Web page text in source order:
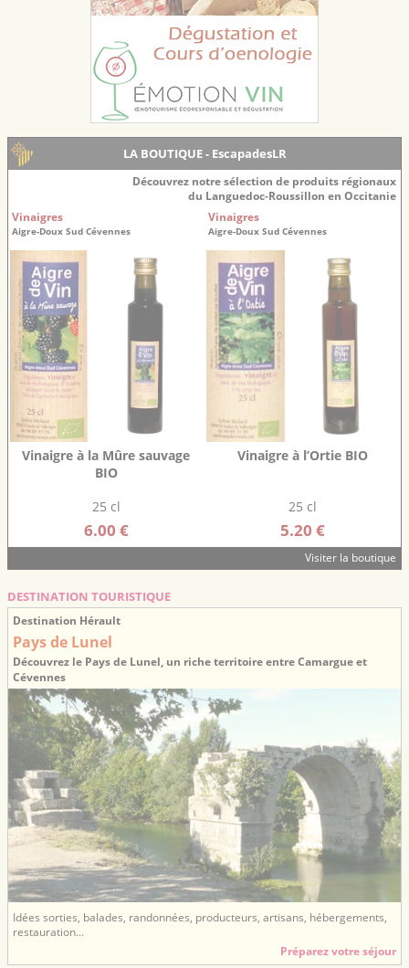
LA BOUTIQUE - EscapadesLR
Découvrez notre sélection de produits régionaux
du Languedoc-Roussillon en Occitanie
Vinaigres
Aigre-Doux Sud Cévennes
Vinaigre à la Mûre sauvage
BIO
25 cl
6.00 €
Vinaigres
Aigre-Doux Sud Cévennes
Vinaigre à l’Ortie BIO
25 cl
5.20 €
Visiter la boutique
DESTINATION TOURISTIQUE
Destination Hérault
Pays de Lunel
Découvrez le Pays de Lunel, un riche territoire entre Camargue et
Cévennes
Idées sorties, balades, randonnées, producteurs, artisans, hébergements,
restauration...
Préparez votre séjour